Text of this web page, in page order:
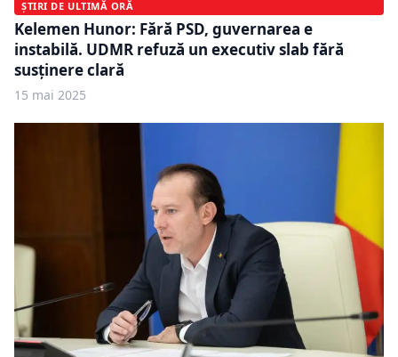
ȘTIRI DE ULTIMĂ ORĂ
Kelemen Hunor: Fără PSD, guvernarea e
instabilă. UDMR refuză un executiv slab fără
susținere clară
15 mai 2025